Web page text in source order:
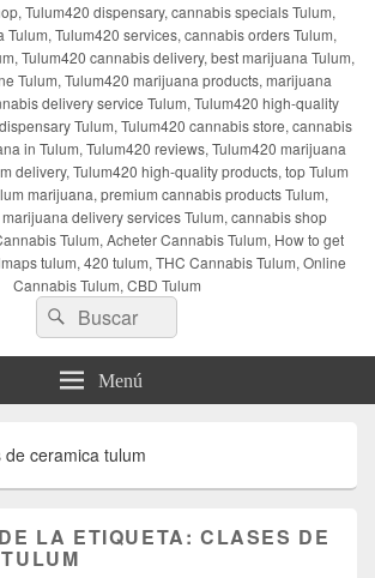
Tulum420 dispensary, cannabis specials Tulum,
Tulum420 services, cannabis orders Tulum,
Tulum420 cannabis delivery, best marijuana Tulum,
Tulum, Tulum420 marijuana products, marijuana
delivery service Tulum, Tulum420 high-quality
Tulum, Tulum420 cannabis store, cannabis
in Tulum, Tulum420 reviews, Tulum420 marijuana
delivery, Tulum420 high-quality products, top Tulum
marijuana, premium cannabis products Tulum,
delivery services Tulum, cannabis shop
Tulum, Acheter Cannabis Tulum, How to get
tulum, 420 tulum, THC Cannabis Tulum, Online
Cannabis Tulum, CBD Tulum
Buscar
por:
Buscar
Menú
de ceramica tulum
LA ETIQUETA:CLASES DE